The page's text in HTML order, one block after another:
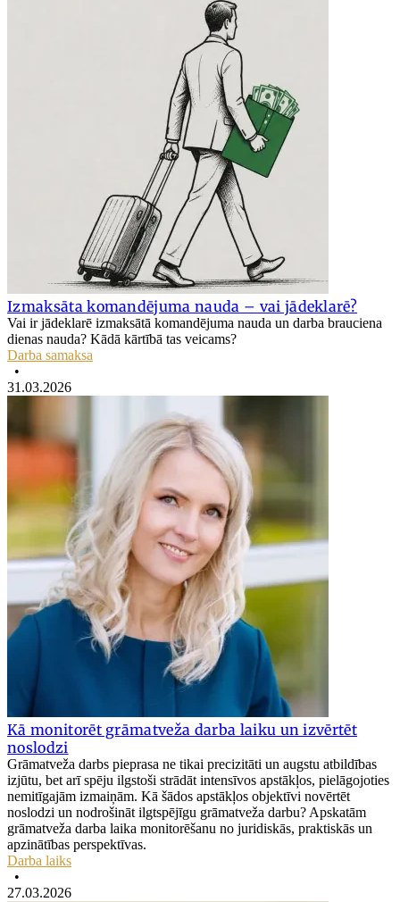
Izmaksāta komandējuma nauda – vai jādeklarē?
Vai ir jādeklarē izmaksātā komandējuma nauda un darba brauciena
dienas nauda? Kādā kārtībā tas veicams?
Darba samaksa
•
31.03.2026
Kā monitorēt grāmatveža darba laiku un izvērtēt
noslodzi
Grāmatveža darbs pieprasa ne tikai precizitāti un augstu atbildības
izjūtu, bet arī spēju ilgstoši strādāt intensīvos apstākļos, pielāgojoties
nemitīgajām izmaiņām. Kā šādos apstākļos objektīvi novērtēt
noslodzi un nodrošināt ilgtspējīgu grāmatveža darbu? Apskatām
grāmatveža darba laika monitorēšanu no juridiskās, praktiskās un
apzinātības perspektīvas.
Darba laiks
•
27.03.2026